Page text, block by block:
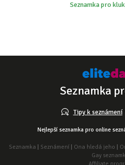
Seznamka pro
Seznamka
Tipy k seznámení
Nejlepší seznamka pro online
Seznamka Seznámení| Ona hledá jeho
Gay